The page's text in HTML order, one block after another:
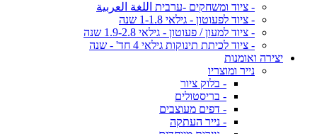
- ציוד ומשחקים -ערבית اللغة العربية
- ציוד לפעוטון - גילאי 1-1.8 שנה
- ציוד למעון / פעוטון - גילאי 1.9-2.8 שנה
- ציוד לכיתת תינוקות גילאי 4 חד' - שנה
יצירה ואומנות
נייר ומוצריו
- בלוק ציור
- בריסטולים
- דפים מעוצבים
- נייר העתקה